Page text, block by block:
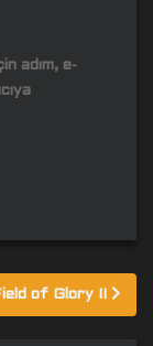
adım, e-
of Glory II